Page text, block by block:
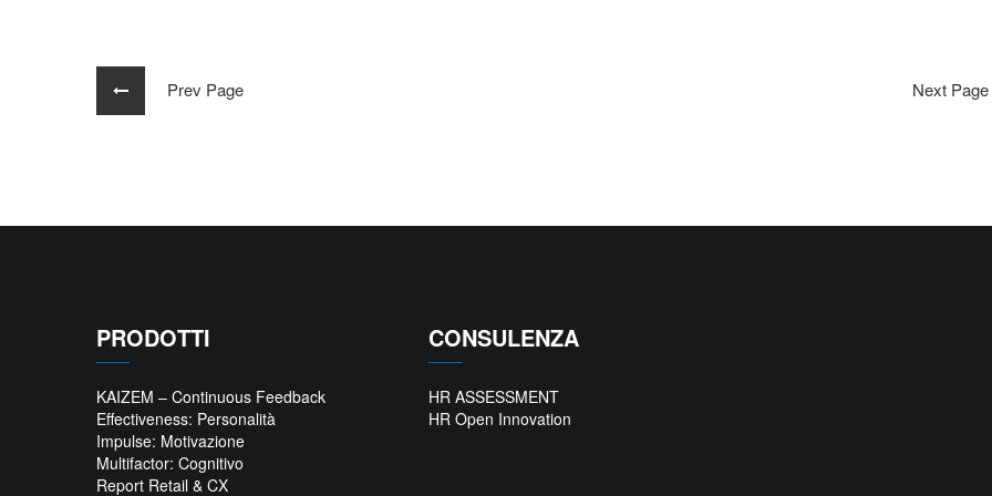
Prev Page Next
PRODOTTI
KAIZEM – Continuous Feedback
Effectiveness: Personalità
Impulse: Motivazione
Multifactor: Cognitivo
Report Retail & CX
CONSULENZA
HR ASSESSMENT
HR Open Innovation